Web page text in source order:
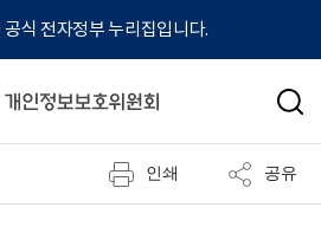
식 전자정부 누리집입니다.
검
인쇄 공유